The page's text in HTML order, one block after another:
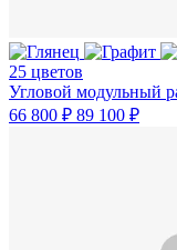
25 цветов
Угловой модульный
66 800 ₽ 89 100 ₽